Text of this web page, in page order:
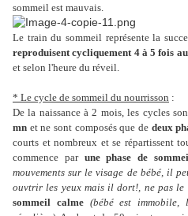
sommeil est mauvais.
Le train du sommeil représente la
reproduisent cycliquement 4 à 5 fois
et selon l'heure du réveil.
* Le cycle de sommeil du nourrisson :
De la naissance à 2 mois, les cycles
mn et ne sont composés que de deux
courts et nombreux et se répartissent
commence par une phase de
mouvements sur le visage de bébé, il
ouvtrir les yeux mais il dort!, ne pas le
sommeil calme (bébé est immobile,